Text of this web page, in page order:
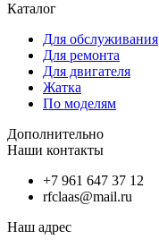
Каталог
Для обслуживания
Для ремонта
Для двигателя
Жатка
По моделям
Дополнительно
Наши контакты
+7 961 647 37 12
rfclaas@mail.ru
Наш адрес